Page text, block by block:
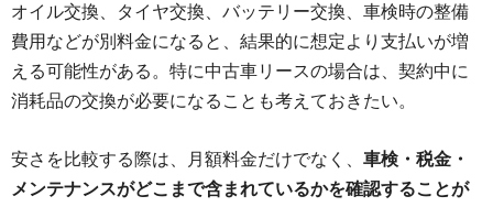
オイル交換、タイヤ交換、バッテリー交換、車検時の整備
費用などが別料金になると、結果的に想定より支払いが増
える可能性がある。特に中古車リースの場合は、契約中に
消耗品の交換が必要になることも考えておきたい。
安さを比較する際は、月額料金だけでなく、 車検・税金・
メンテナンスがどこまで含まれているかを確認することが